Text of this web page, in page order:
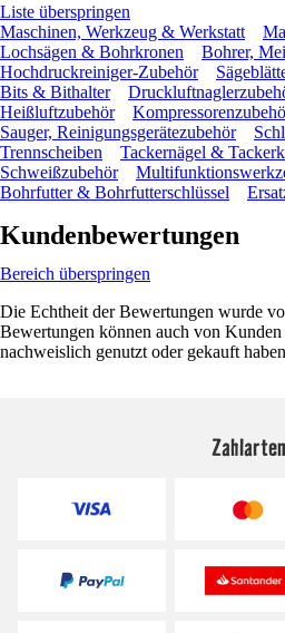
Liste überspringen
Maschinen, Werkzeug & Werkstatt
Lochsägen & Bohrkronen
Bohrer,
Hochdruckreiniger-Zubehör
Bits & Bithalter
Heißluftzubehör
Sauger, Reinigungsgerätezubehör
Trennscheiben
Tackernägel &
Schweißzubehör
Bohrfutter & Bohrfutterschlüssel
Kundenbewertungen
Bereich überspringen
Die Echtheit der Bewertungen wurde
Bewertungen können auch von
nachweislich genutzt oder gekauft
Zahlarten